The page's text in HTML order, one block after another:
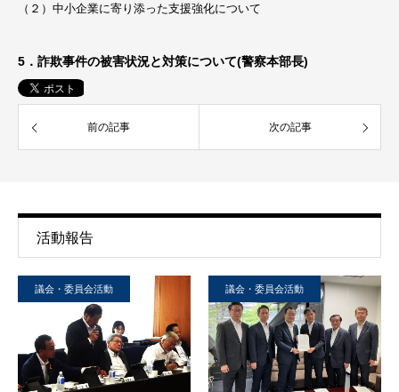
（２）中小企業に寄り添った支援強化について
5．詐欺事件の被害状況と対策について(警察本部長)
前の記事 次の記事
活動報告
議会・委員会活動 議会・委員会活動